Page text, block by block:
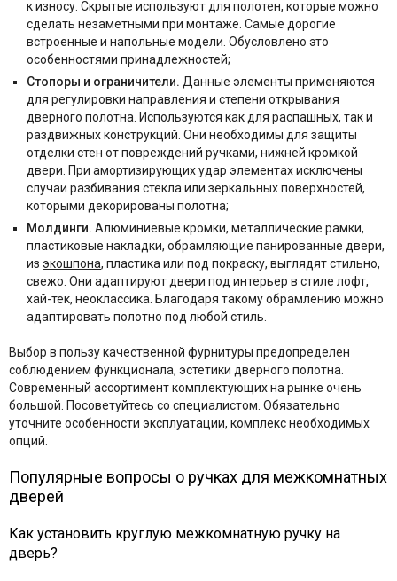
к износу. Скрытые используют для полотен, которые можно
сделать незаметными при монтаже. Самые дорогие
встроенные и напольные модели. Обусловлено это
особенностями принадлежностей;
Стопоры и ограничители. Данные элементы применяются
для регулировки направления и степени открывания
дверного полотна. Используются как для распашных, так и
раздвижных конструкций. Они необходимы для защиты
отделки стен от повреждений ручками, нижней кромкой
двери. При амортизирующих удар элементах исключены
случаи разбивания стекла или зеркальных поверхностей,
которыми декорированы полотна;
Молдинги. Алюминиевые кромки, металлические рамки,
пластиковые накладки, обрамляющие панированные двери,
из экошпона, пластика или под покраску, выглядят стильно,
свежо. Они адаптируют двери под интерьер в стиле лофт,
хай-тек, неоклассика. Благодаря такому обрамлению можно
адаптировать полотно под любой стиль.
Выбор в пользу качественной фурнитуры предопределен
соблюдением функционала, эстетики дверного полотна.
Современный ассортимент комплектующих на рынке очень
большой. Посоветуйтесь со специалистом. Обязательно
уточните особенности эксплуатации, комплекс необходимых
опций.
Популярные вопросы о ручках для межкомнатных
дверей
Как установить круглую межкомнатную ручку на
дверь?